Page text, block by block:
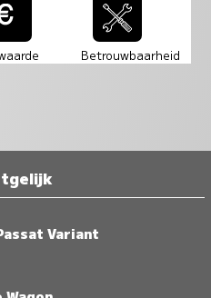
Betrouwbaarheid
Variant